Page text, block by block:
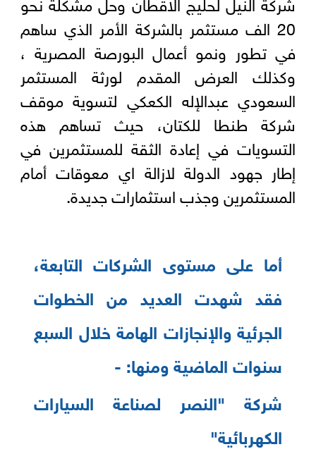
20 الف مستثمر بالشركة الأمر الذي ساهم
في تطور ونمو أعمال البورصة المصرية ،
وكذلك العرض المقدم لورثة المستثمر
السعودي عبدالإله الكعكي لتسوية موقف
شركة طنطا للكتان، حيث تساهم هذه
التسويات في إعادة الثقة للمستثمرين في
إطار جهود الدولة لازالة اي معوقات أمام
المستثمرين وجذب استثمارات جديدة.
أما على مستوى الشركات التابعة،
فقد شهدت العديد من الخطوات
الجرئية والإنجازات الهامة خلال السبع
سنوات الماضية ومنها: -
شركة "النصر لصناعة السيارات
الكهربائية"